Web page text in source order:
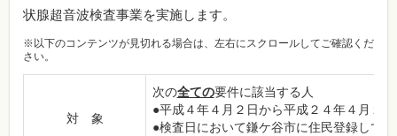
状腺超音波検査事業を実施します。
※以下のコンテンツが見切れる場合は、左右にスクロールしてご確認くだ
さい。
対 象
次の全ての要件に該当する人
●平成４年４月２日から平成２４年４月１
●検査日において鎌ケ谷市に住民登録して